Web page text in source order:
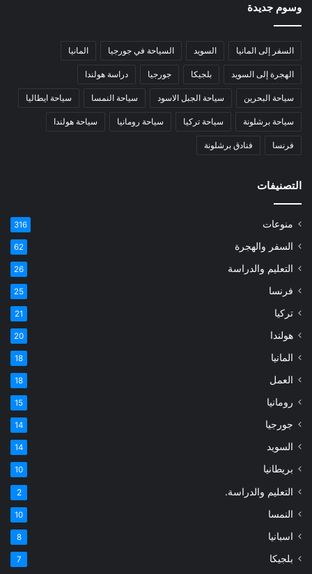
وسوم جديدة
السفر إلى المانيا السويد السياحة في جورجيا المانيا
الهجرة إلى السويد بلجيكا جورجيا دراسة هولندا
سياحة البحرين سياحة الجبل الاسود سياحة النمسا سياحة ايطاليا
سياحة برشلونة سياحة تركيا سياحة رومانيا سياحة هولندا
فرنسا فنادق برشلونة
التصنيفات
منوعات 316
السفر والهجرة 62
التعليم والدراسة 26
فرنسا 25
تركيا 21
هولندا 20
المانيا 18
العمل 18
رومانيا 15
جورجيا 14
السويد 14
بريطانيا 10
التعليم والدراسة. 2
النمسا 10
اسبانيا 8
بلجيكا 7